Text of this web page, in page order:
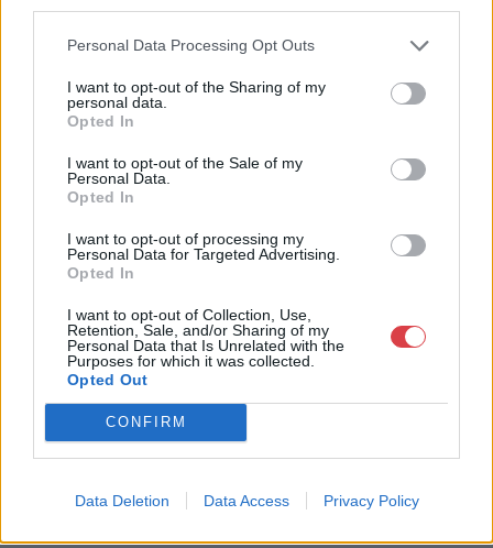
Personal Data Processing Opt Outs
I want to opt-out of the Sharing of my
personal data.
Opted In
I want to opt-out of the Sale of my
Personal Data.
Opted In
I want to opt-out of processing my
Personal Data for Targeted Advertising.
Opted In
I want to opt-out of Collection, Use,
Retention, Sale, and/or Sharing of my
Personal Data that Is Unrelated with the
Purposes for which it was collected.
Opted Out
CONFIRM
Data Deletion Data Access Privacy Policy
1023
Telefon: 18008123
Weboldal:
http://www.mugyujtokhaza.hu
Budapesten, a II. kerületben. Célunk, hogy az eladók optimális
áron, gyorsan találjanak vevőt műtárgyaikra, az eladók pedig
rendszeresen tudják gazdagítani gyűjteményüket változatos
szerda esténként online árverést! Kedd-től péntek-ig 11.00-este
18.00 óráig várjuk szeretettel az érdeklődőket.
GALÉRIA TOVÁBBI MŰTÁRGYAI
KAPCSOLÓDÓ MŰTÁRGYAK